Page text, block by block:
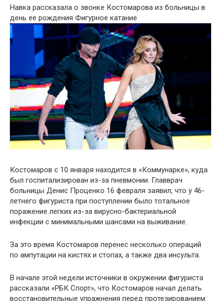
Навка рассказала о звонке Костомарова из больницы в
день ее рождения Фигурное катание
Костомаров с 10 января находится в «Коммунарке», куда
был госпитализирован из-за пневмонии. Главврач
больницы Денис Проценко 16 февраля заявил, что у 46-
летнего фигуриста при поступлении было тотальное
поражение легких из-за вирусно-бактериальной
инфекции с минимальными шансами на выживание.
За это время Костомаров перенес несколько операций
по ампутации на кистях и стопах, а также два инсульта.
В начале этой недели источники в окружении фигуриста
рассказали «РБК Спорт», что Костомаров начал делать
восстановительные упражнения перед протезированием.